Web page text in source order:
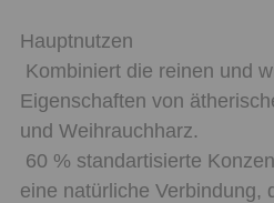
Hauptnutzen
Kombiniert die reinen und
Eigenschaften von
und Weihrauchharz.
60 % standartisierte
eine natürliche Verbindung,